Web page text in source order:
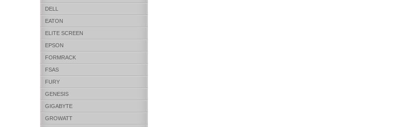
DELL
EATON
ELITE SCREEN
EPSON
FORMRACK
FSAS
FURY
GENESIS
GIGABYTE
GROWATT